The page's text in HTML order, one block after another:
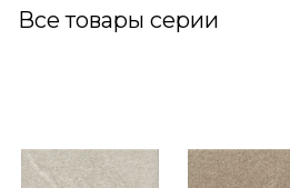
Все товары серии